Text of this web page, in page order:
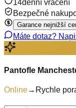
14denní vrácení
Bezpečné
Garance nejnižší
Máte dotaz?
Pantofle
Online→ Rychle